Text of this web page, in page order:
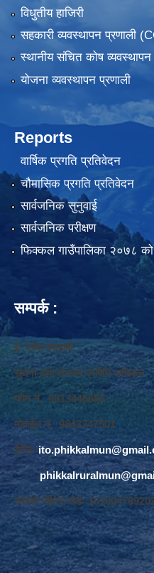
विधुतीय हाजिरी
सहकारी व्यवस्थापन प्रणाली
स्थानीय संचित कोष
योजना व्यवस्थापन प्रणाली
Reports
वार्षिक प्रगति प्रतिवेदन
चौमासिक प्रगति प्रतिवेदन
सार्वजनिक सुनुवाई
सार्वजनिक परीक्षण
फिक्कल गाउँपालिका २०७८ को
सम्पर्क :
ई. नरेश बराइली
सुचना तथा सञ्‍चार प्रविधि अधिकृत
फोन नं. 9813445685
मोवाईल नं. 9843747501
ईमेलः
अडियो नोटिस वोर्डः